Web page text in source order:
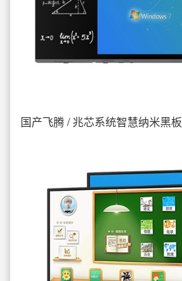
国产飞腾 / 兆芯系统智慧纳米黑板